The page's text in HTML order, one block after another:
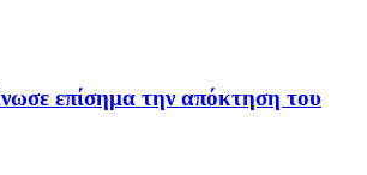
επίσημα την απόκτηση του